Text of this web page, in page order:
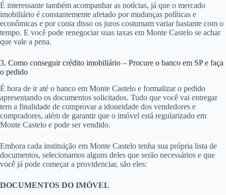
É interessante também acompanhar as notícias, já que o mercado
imobiliário é constantemente afetado por mudanças políticas e
econômicas e por conta disso os juros costumam variar bastante com o
tempo. E você pode renegociar suas taxas em Monte Castelo se achar
que vale a pena.
3. Como conseguir crédito imobiliário – Procure o banco em SP e faça
o pedido
É hora de ir até o banco em Monte Castelo e formalizar o pedido
apresentando os documentos solicitados. Tudo que você vai entregar
tem a finalidade de comprovar a idoneidade dos vendedores e
compradores, além de garantir que o imóvel está regularizado em
Monte Castelo e pode ser vendido.
Embora cada instituição em Monte Castelo tenha sua própria lista de
documentos, selecionamos alguns deles que serão necessários e que
você já pode começar a providenciar, são eles:
DOCUMENTOS DO IMÓVEL